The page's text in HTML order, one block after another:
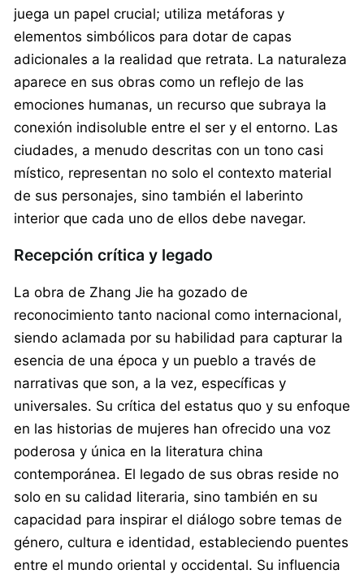
juega un papel crucial; utiliza metáforas y
elementos simbólicos para dotar de capas
adicionales a la realidad que retrata. La naturaleza
aparece en sus obras como un reflejo de las
emociones humanas, un recurso que subraya la
conexión indisoluble entre el ser y el entorno. Las
ciudades, a menudo descritas con un tono casi
místico, representan no solo el contexto material
de sus personajes, sino también el laberinto
interior que cada uno de ellos debe navegar.
Recepción crítica y legado
La obra de Zhang Jie ha gozado de
reconocimiento tanto nacional como internacional,
siendo aclamada por su habilidad para capturar la
esencia de una época y un pueblo a través de
narrativas que son, a la vez, específicas y
universales. Su crítica del estatus quo y su enfoque
en las historias de mujeres han ofrecido una voz
poderosa y única en la literatura china
contemporánea. El legado de sus obras reside no
solo en su calidad literaria, sino también en su
capacidad para inspirar el diálogo sobre temas de
género, cultura e identidad, estableciendo puentes
entre el mundo oriental y occidental. Su influencia